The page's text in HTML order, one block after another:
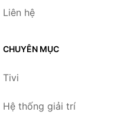
Liên hệ
CHUYÊN MỤC
Tivi
Hệ thống giải trí